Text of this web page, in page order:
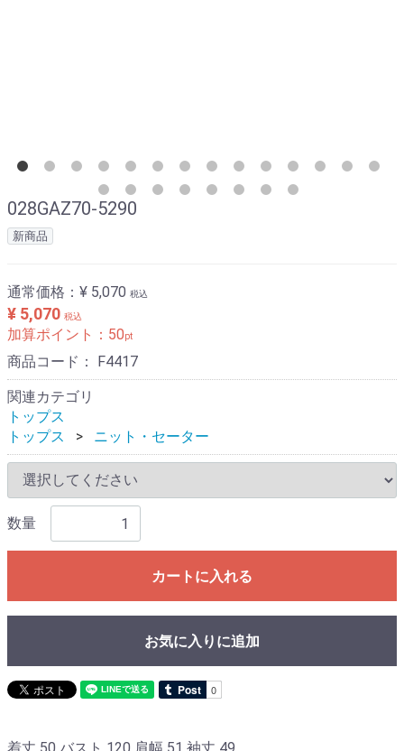
028GAZ70-5290
新商品
通常価格： ¥ 5,070 税込
¥ 5,070 税込
加算ポイント： 50pt
商品コード： F4417
関連カテゴリ
トップス
トップス
ニット・セーター
数量
カートに入れる
お気に入りに追加